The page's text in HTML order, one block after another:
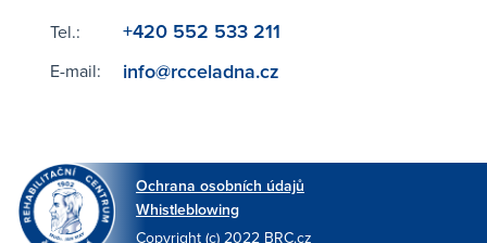
Tel.:
E-mail:
+420 552 533 211
info@rcceladna.cz
Ochrana osobních údajů
Whistleblowing
Copyright (c) 2022 BRC.cz